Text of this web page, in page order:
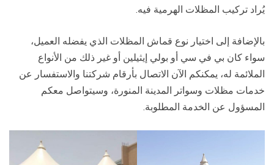
يُراد تركيب المظلات الهرمية فيه.
بالإضافة إلى اختيار نوع قماش المظلات الذي يفضله العميل،
سواء كان بي في سي أو بولي إيثيلين أو غير ذلك من الأنواع
الملائمة له، يمكنكم الآن الاتصال بأرقام شركتنا والاستفسار عن
خدمات مظلات وسواتر المدينة المنورة، وسيتواصل معكم
المسؤول عن الخدمة المطلوبة.